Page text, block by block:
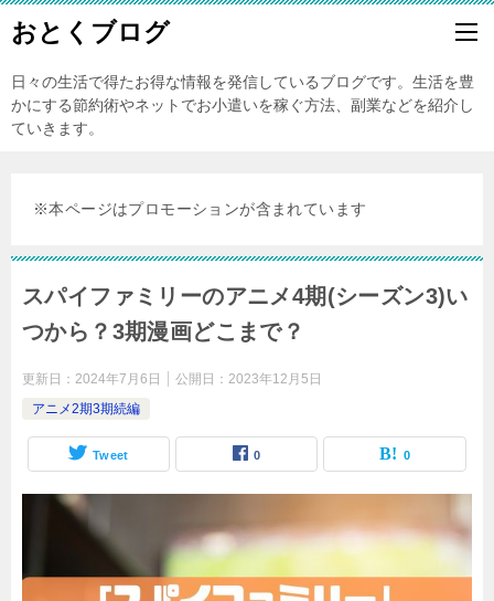
おとくブログ
日々の生活で得たお得な情報を発信しているブログです。生活を豊
かにする節約術やネットでお小遣いを稼ぐ方法、副業などを紹介し
ていきます。
※本ページはプロモーションが含まれています
スパイファミリーのアニメ4期(シーズン3)い
つから？3期漫画どこまで？
更新日： 2024年7月6日 公開日： 2023年12月5日
アニメ2期3期続編
Tweet 0 0